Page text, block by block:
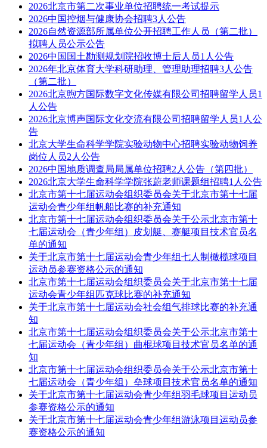
2026北京市第二次事业单位招聘统一考试提示
2026中国控烟与健康协会招聘3人公告
2026自然资源部所属单位公开招聘工作人员（第二批）
拟聘人员公示公告
2026中国国土勘测规划院招收博士后人员1人公告
2026年北京体育大学科研助理、管理助理招聘3人公告
（第二批）
2026北京煦方国际数字文化传媒有限公司招聘留学人员1
人公告
2026北京博声国际文化交流有限公司招聘留学人员1人公
告
北京大学生命科学学院实验动物中心招聘实验动物饲养
岗位人员2人公告
2026中国地质调查局局属单位招聘2人公告（第四批）
2026北京大学生命科学学院张蔚老师课题组招聘1人公告
北京市第十七届运动会组织委员会关于北京市第十七届
运动会青少年组帆船比赛的补充通知
北京市第十七届运动会组织委员会关于公示北京市第十
七届运动会（青少年组）皮划艇、赛艇项目技术官员名
单的通知
关于北京市第十七届运动会青少年组七人制橄榄球项目
运动员参赛资格公示的通知
北京市第十七届运动会组织委员会关于北京市第十七届
运动会青少年组匹克球比赛的补充通知
关于北京市第十七届运动会社会组气排球比赛的补充通
知
北京市第十七届运动会组织委员会关于公示北京市第十
七届运动会（青少年组）曲棍球项目技术官员名单的通
知
北京市第十七届运动会组织委员会关于公示北京市第十
七届运动会（青少年组）垒球项目技术官员名单的通知
关于北京市第十七届运动会青少年组羽毛球项目运动员
参赛资格公示的通知
关于北京市第十七届运动会青少年组游泳项目运动员参
赛资格公示的通知